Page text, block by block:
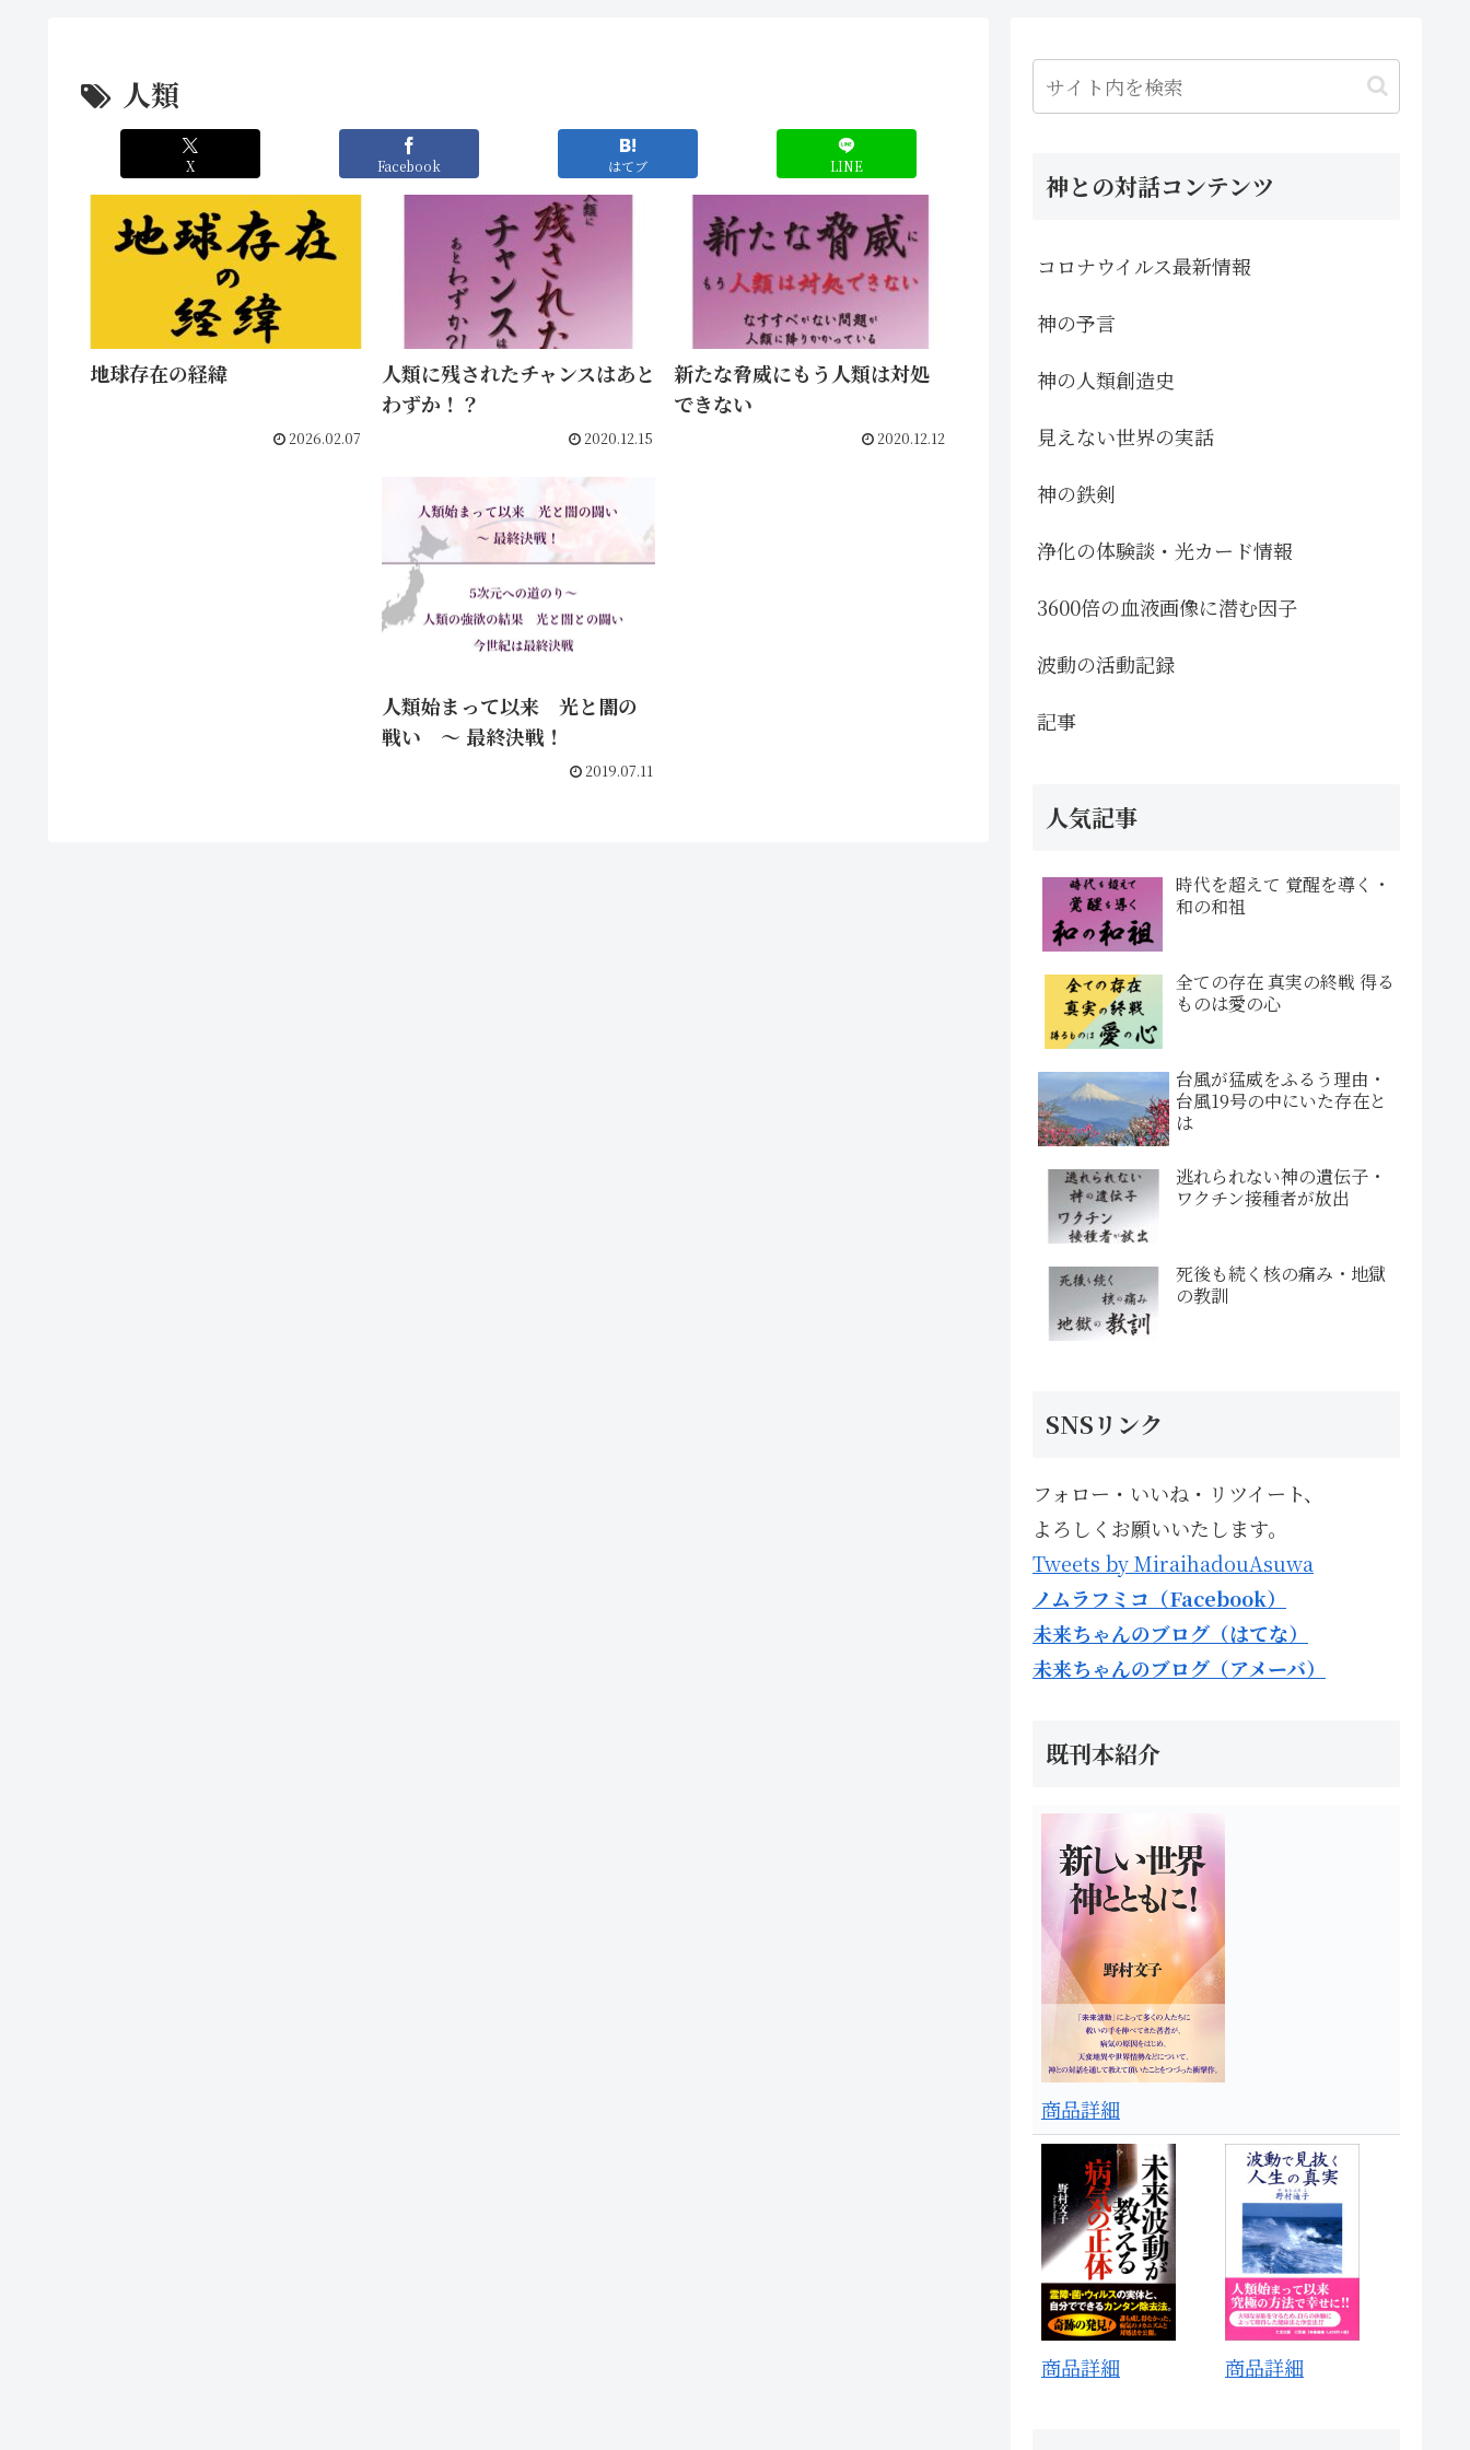
人類
X Facebook はてブ LINE
地球存在の経緯
2026.02.07
人類に残されたチャンスはあと
わずか！？
2020.12.15
新たな脅威にもう人類は対処
できない
2020.12.12
人類始まって以来 光と闇の
戦い 〜 最終決戦！
2019.07.11
神との対話コンテンツ
コロナウイルス最新情報
神の予言
神の人類創造史
見えない世界の実話
神の鉄剣
浄化の体験談・光カード情報
3600倍の血液画像に潜む因子
波動の活動記録
記事
人気記事
時代を超えて 覚醒を導く・
和の和祖
全ての存在 真実の終戦 得る
ものは愛の心
台風が猛威をふるう理由・
台風19号の中にいた存在と
は
逃れられない神の遺伝子・
ワクチン接種者が放出
死後も続く核の痛み・地獄
の教訓
SNSリンク
フォロー・いいね・リツイート、
よろしくお願いいたします。
Tweets by MiraihadouAsuwa
ノムラフミコ（Facebook）
未来ちゃんのブログ（はてな）
未来ちゃんのブログ（アメーバ）
既刊本紹介
商品詳細
商品詳細 商品詳細